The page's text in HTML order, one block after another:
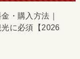
・購入方法｜
に必須【2026